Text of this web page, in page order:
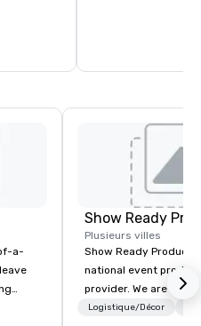
a-
Every
Show Ready
Plusieurs villes
Show Ready
national event
provider. We are your
production partner
Logistique/Décor